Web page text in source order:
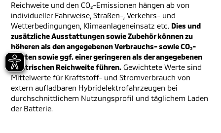
Reichweite und den CO₂-Emissionen hängen ab von
individueller Fahrweise, Straßen-, Verkehrs- und
Wetterbedingungen, Klimaanlageneinsatz etc. Dies und
zusätzliche Ausstattungen sowie Zubehör können zu
höheren als den angegebenen Verbrauchs- sowie CO₂-
Werten sowie ggf. einer geringeren als der angegebenen
elektrischen Reichweite führen. Gewichtete Werte sind
Mittelwerte für Kraftstoff- und Stromverbrauch von
extern aufladbaren Hybridelektrofahrzeugen bei
durchschnittlichem Nutzungsprofil und täglichem Laden
der Batterie.